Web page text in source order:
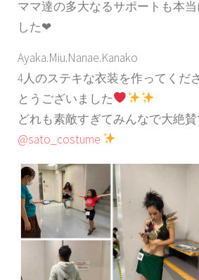
ママ達の多大なるサポートも本
した❤︎
Ayaka.Miu.Nanae.Kanako
4人のステキな衣装を作ってくだ
とうございました
どれも素敵すぎてみんなで大絶
@sato_costume